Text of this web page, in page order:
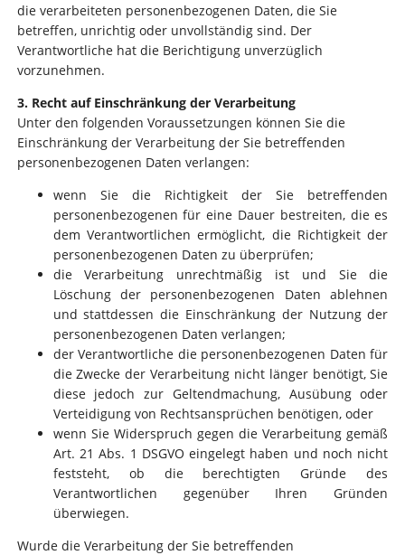
die verarbeiteten personenbezogenen Daten, die Sie
betreffen, unrichtig oder unvollständig sind. Der
Verantwortliche hat die Berichtigung unverzüglich
vorzunehmen.
3. Recht auf Einschränkung der Verarbeitung
Unter den folgenden Voraussetzungen können Sie die
Einschränkung der Verarbeitung der Sie betreffenden
personenbezogenen Daten verlangen:
wenn Sie die Richtigkeit der Sie betreffenden
personenbezogenen für eine Dauer bestreiten, die es
dem Verantwortlichen ermöglicht, die Richtigkeit der
personenbezogenen Daten zu überprüfen;
die Verarbeitung unrechtmäßig ist und Sie die
Löschung der personenbezogenen Daten ablehnen
und stattdessen die Einschränkung der Nutzung der
personenbezogenen Daten verlangen;
der Verantwortliche die personenbezogenen Daten für
die Zwecke der Verarbeitung nicht länger benötigt, Sie
diese jedoch zur Geltendmachung, Ausübung oder
Verteidigung von Rechtsansprüchen benötigen, oder
wenn Sie Widerspruch gegen die Verarbeitung gemäß
Art. 21 Abs. 1 DSGVO eingelegt haben und noch nicht
feststeht, ob die berechtigten Gründe des
Verantwortlichen gegenüber Ihren Gründen
überwiegen.
Wurde die Verarbeitung der Sie betreffenden